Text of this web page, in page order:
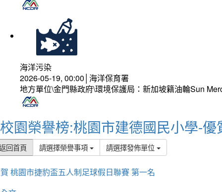
海洋污染
2026-05-19, 00:00│海洋保育署
地方單位\金門縣政府\環境保護局：新加坡籍油輪Sun
校園榮譽榜:桃園市建德國民小學-優
回首頁 請選擇榮譽事項 請選擇發佈單位
桃園市捷豹盃五人制足球假日聯賽 第一名